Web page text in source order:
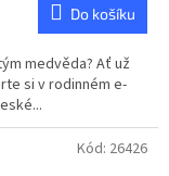
Do košíku
medvěda? Ať už
si v rodinném e-
Kód: 26426